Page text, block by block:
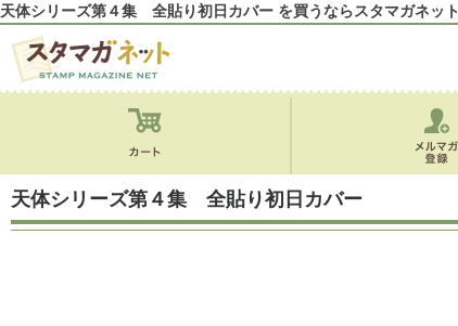
天体シリーズ第４集 全貼り初日カバー を買うならスタマガネット
天体シリーズ第４集 全貼り初日カバー